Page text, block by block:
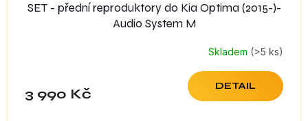
SET - přední reproduktory do Kia Optima (2015-)-
Audio System M
Skladem (>5 ks)
3 990 Kč DETAIL